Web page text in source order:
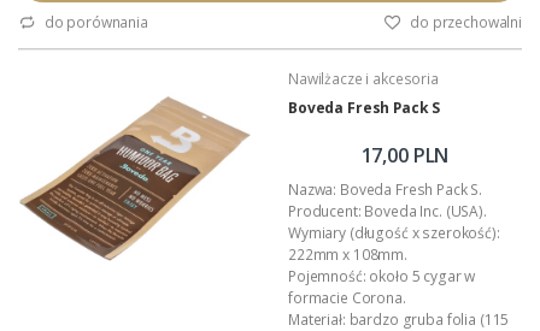
całkowicie hermetycznym
tolerancją 1%.
Wielkość: 133mm x 88mm x 7mm.
do porównania do przechowalni
Nawilżacze i akcesoria
Boveda Fresh Pack S
17,00 PLN
Nazwa: Boveda Fresh Pack S.
Producent: Boveda Inc. (USA).
Wymiary (długość x szerokość):
222mm x 108mm.
Pojemność: około 5 cygar w
formacie Corona.
Materiał: bardzo gruba folia (115